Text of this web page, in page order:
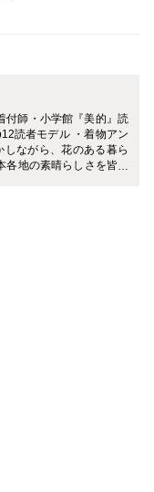
付師・小学館『美的』読
読者モデル ・着物アン
ながら、花のある暮ら
地の素晴らしさを皆さ